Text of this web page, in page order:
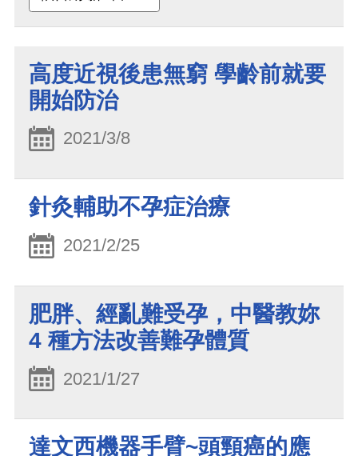
高度近視後患無窮 學齡前就要
開始防治
2021/3/8
針灸輔助不孕症治療
2021/2/25
肥胖、經亂難受孕，中醫教妳
4 種方法改善難孕體質
2021/1/27
達文西機器手臂~頭頸癌的應